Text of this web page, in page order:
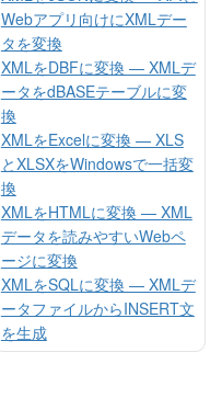
Webアプリ向けにXMLデー
タを変換
XMLをDBFに変換 — XMLデ
ータをdBASEテーブルに変
換
XMLをExcelに変換 — XLS
とXLSXをWindowsで一括変
換
XMLをHTMLに変換 — XML
データを読みやすいWebペ
ージに変換
XMLをSQLに変換 — XMLデ
ータファイルからINSERT文
を生成